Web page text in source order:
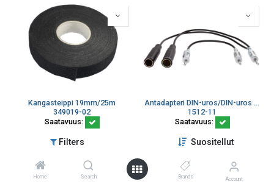
Filters Suositellut
Home Search Brands Account
Kangasteippi 19mm/25m
349019-02
Saatavuus:
11,38
Antadapteri DIN-uros/DIN-uros DIN-uros/2xDIN-naaras
1512-11
Saatavuus:
10,60 €